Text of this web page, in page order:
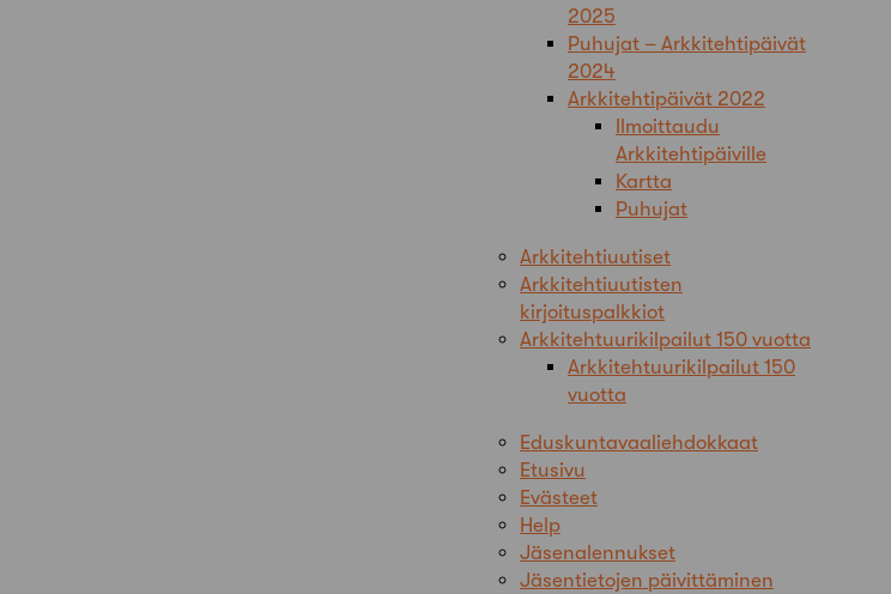
2025
Puhujat – Arkkitehtipäivät
2024
Arkkitehtipäivät 2022
Ilmoittaudu
Arkkitehtipäiville
Kartta
Puhujat
Arkkitehtiuutiset
Arkkitehtiuutisten
kirjoituspalkkiot
Arkkitehtuurikilpailut 150 vuotta
Arkkitehtuurikilpailut 150
vuotta
Eduskuntavaaliehdokkaat
Etusivu
Evästeet
Help
Jäsenalennukset
Jäsentietojen päivittäminen